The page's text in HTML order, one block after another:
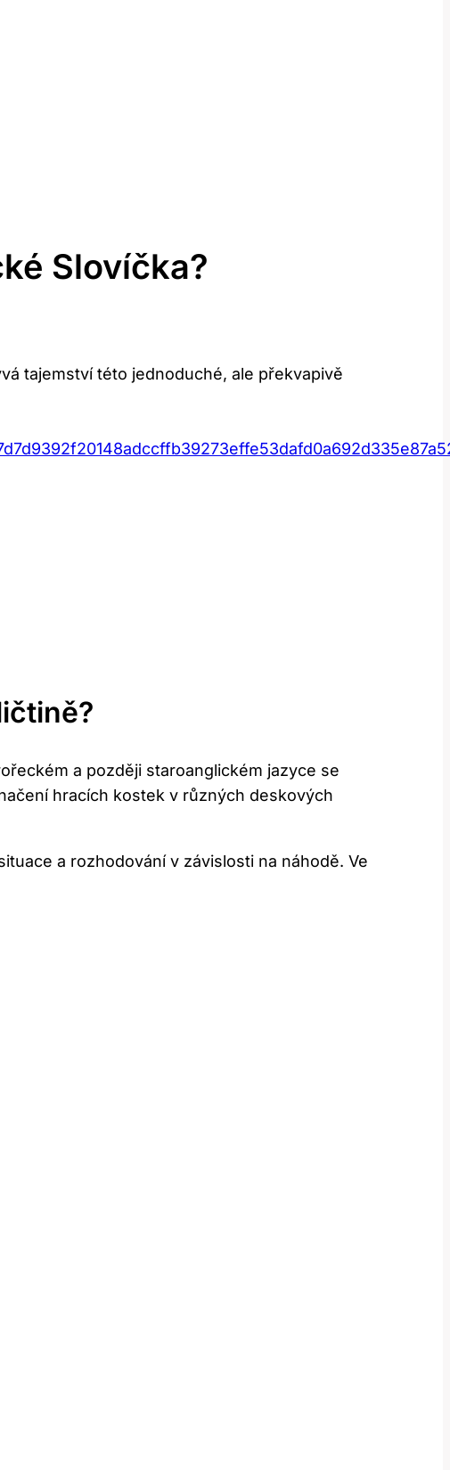
Slovíčka?
tajemství této jednoduché, ale překvapivě
a později staroanglickém jazyce se
hracích kostek v různých deskových
a rozhodování v závislosti na náhodě. Ve